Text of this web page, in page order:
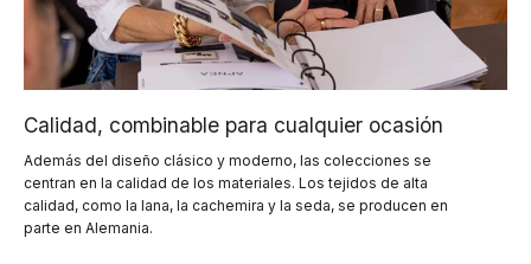
Calidad, combinable para cualquier ocasión
Además del diseño clásico y moderno, las colecciones se
centran en la calidad de los materiales. Los tejidos de alta
calidad, como la lana, la cachemira y la seda, se producen en
parte en Alemania.